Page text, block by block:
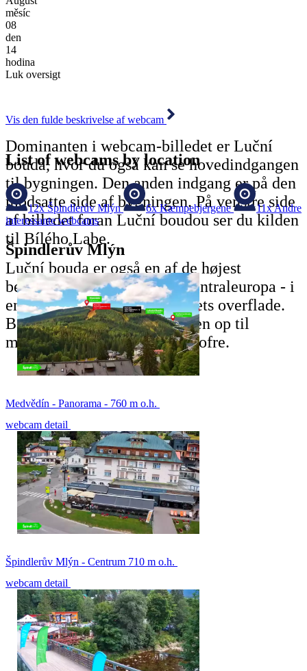
měsíc
08
den
14
hodina
Luk oversigt
Vis den fulde beskrivelse af webcam
Dominanten i webcam-billedet er Luční
bouda, hvor du også kan se hovedindgangen
til bygningen. Den anden indgang er på den
modsatte side af bygningen. På venstre side
af billedet foran Luční boudou ser du kilden
til Bílého Labe.
Luční bouda er også en af de højest
beliggende bjerghoteller i Centraleuropa - i
en højde af 1410 m over havets overflade.
Bag Luční boudou stiger vejen op til
mindesmærket for bjergenes ofre.
List of webcams by location
12x Špindlerův Mlýn 6x Kæmpebjergene 11xAndre
interessante webcams
Špindlerův Mlýn
Medvědín - Panorama - 760 m o.h.
webcam detail
Špindlerův Mlýn - Centrum 710 m o.h.
webcam detail